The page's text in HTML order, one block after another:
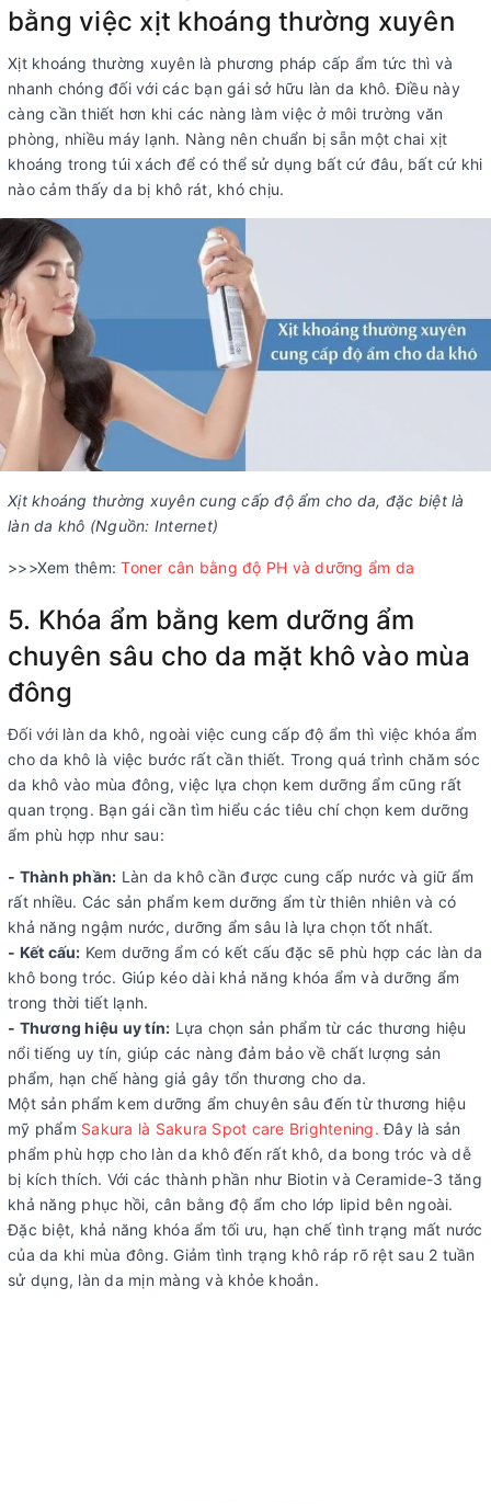
bằng việc xịt khoáng thường xuyên
Xịt khoáng thường xuyên là phương pháp cấp ẩm tức thì và
nhanh chóng đối với các bạn gái sở hữu làn da khô. Điều này
càng cần thiết hơn khi các nàng làm việc ở môi trường văn
phòng, nhiều máy lạnh. Nàng nên chuẩn bị sẵn một chai xịt
khoáng trong túi xách để có thể sử dụng bất cứ đâu, bất cứ khi
nào cảm thấy da bị khô rát, khó chịu.
Xịt khoáng thường xuyên cung cấp độ ẩm cho da, đặc biệt là
làn da khô (Nguồn: Internet)
>>>Xem thêm:Toner cân bằng độ PH và dưỡng ẩm da
5. Khóa ẩm bằng kem dưỡng ẩm
chuyên sâu cho da mặt khô vào mùa
đông
Đối với làn da khô, ngoài việc cung cấp độ ẩm thì việc khóa ẩm
cho da khô là việc bước rất cần thiết. Trong quá trình chăm sóc
da khô vào mùa đông, việc lựa chọn kem dưỡng ẩm cũng rất
quan trọng. Bạn gái cần tìm hiểu các tiêu chí chọn kem dưỡng
ẩm phù hợp như sau:
- Thành phần: Làn da khô cần được cung cấp nước và giữ ẩm
rất nhiều. Các sản phẩm kem dưỡng ẩm từ thiên nhiên và có
khả năng ngậm nước, dưỡng ẩm sâu là lựa chọn tốt nhất.
- Kết cấu: Kem dưỡng ẩm có kết cấu đặc sẽ phù hợp các làn da
khô bong tróc. Giúp kéo dài khả năng khóa ẩm và dưỡng ẩm
trong thời tiết lạnh.
- Thương hiệu uy tín: Lựa chọn sản phẩm từ các thương hiệu
nổi tiếng uy tín, giúp các nàng đảm bảo về chất lượng sản
phẩm, hạn chế hàng giả gây tổn thương cho da.
Một sản phẩm kem dưỡng ẩm chuyên sâu đến từ thương hiệu
mỹ phẩm Sakura là Sakura Spot care Brightening. Đây là sản
phẩm phù hợp cho làn da khô đến rất khô, da bong tróc và dễ
bị kích thích. Với các thành phần như Biotin và Ceramide-3 tăng
khả năng phục hồi, cân bằng độ ẩm cho lớp lipid bên ngoài.
Đặc biệt, khả năng khóa ẩm tối ưu, hạn chế tình trạng mất nước
của da khi mùa đông. Giảm tình trạng khô ráp rõ rệt sau 2 tuần
sử dụng, làn da mịn màng và khỏe khoắn.